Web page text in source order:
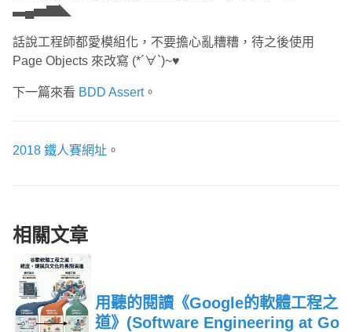
▃▄▅▇◣
話說工程師都愛模組化，不要擔心亂糟糟，待之後使用
Page Objects 來改寫 (*´∀`)~♥
下一篇來看 BDD Assert。
2018 鐵人賽網址 。
相關文章
用聽的閱讀《Google的軟體工程之
道》(Software Engineering at Go